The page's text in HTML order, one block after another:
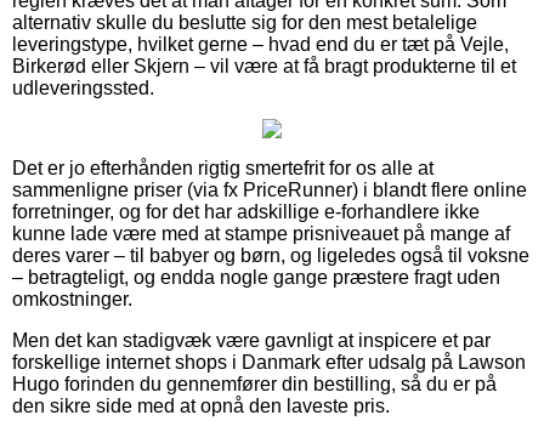
alternativ skulle du beslutte sig for den mest betalelige
leveringstype, hvilket gerne – hvad end du er tæt på Vejle,
Birkerød eller Skjern – vil være at få bragt produkterne til et
udleveringssted.
Det er jo efterhånden rigtig smertefrit for os alle at
sammenligne priser (via fx PriceRunner) i blandt flere online
forretninger, og for det har adskillige e-forhandlere ikke
kunne lade være med at stampe prisniveauet på mange af
deres varer – til babyer og børn, og ligeledes også til voksne
– betragteligt, og endda nogle gange præstere fragt uden
omkostninger.
Men det kan stadigvæk være gavnligt at inspicere et par
forskellige internet shops i Danmark efter udsalg på Lawson
Hugo forinden du gennemfører din bestilling, så du er på
den sikre side med at opnå den laveste pris.